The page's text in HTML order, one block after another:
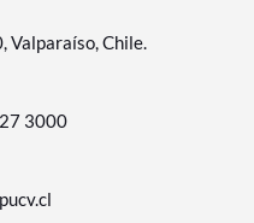
Valparaíso, Chile.
3000